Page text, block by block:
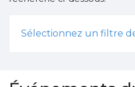
Sélectionnez un filtre